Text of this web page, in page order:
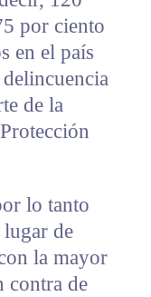
por ciento
en el país
de la
lo tanto
lugar de
la mayor
contra de